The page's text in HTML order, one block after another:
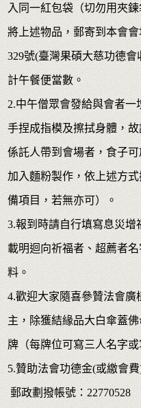
入同一紅包袋（切勿用夾
將上述物品，郵寄到本會
329號(臺灣果碩大慈功德
計午餐便當數。
2.中午僧眾會發給與會者
手捏成指模及擦拭身體，
係託人帶到會場者，食子
加入麵粉製作，依上述方
備項目，若無亦可）。
3.報到時請自行填寫息災
載明迴向祈福者、超薦者
料。
4.歡迎大家隨喜參贊法會
主，除獲結緣品大白傘蓋
牌（每牌位可寫三人名字或
5.贊助法會功德金(或繳會
郵政劃撥帳號：22770528